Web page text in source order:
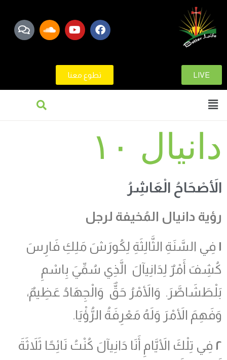
LIVE تطوع معنا
دانيال ١٠
الأَصْحَاحُ الْعَاشِرُ
رؤية دانيال المُخيفة لرجل
١ فِي السَّنَةِ الثَّالِثَةِ لِكُورَشَ مَلِكِ فَارِسَ
كُشِفَ أَمْرٌ لِدَانِيآلَ الَّذِي سُمِّيَ بِاسْمِ
بَلْطَشَاصَّرَ. وَالأَمْرُ حَقٌّ وَالْجِهَادُ عَظِيمٌ،
وَفَهِمَ الأَمْرَ وَلَهُ مَعْرِفَةُ الرُّؤْيَا.
٢ فِي تِلْكَ الأَيَّامِ أَنَا دَانِيآلَ كُنْتُ نَائِحًا ثَلاَثَةَ